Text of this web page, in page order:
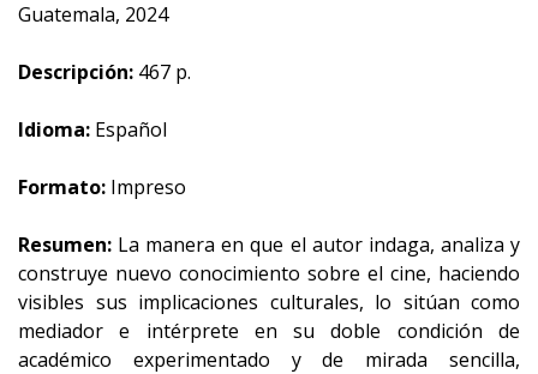
Guatemala, 2024
Descripción: 467 p.
Idioma: Español
Formato: Impreso
Resumen: La manera en que el autor indaga, analiza y
construye nuevo conocimiento sobre el cine, haciendo
visibles sus implicaciones culturales, lo sitúan como
mediador e intérprete en su doble condición de
académico experimentado y de mirada sencilla,